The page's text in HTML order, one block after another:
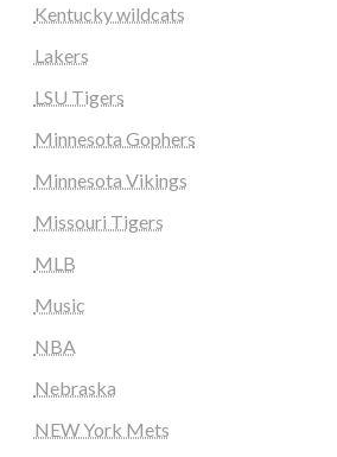
Kentucky wildcats
Lakers
LSU Tigers
Minnesota Gophers
Minnesota Vikings
Missouri Tigers
MLB
Music
NBA
Nebraska
NEW York Mets